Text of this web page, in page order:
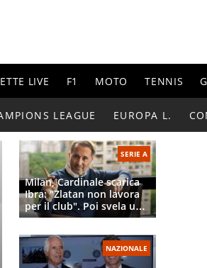
LIVE F1 MOTO TENNIS
LEAGUE EUROPA L.
SERIE A
Milan, Cardinale scarica
Ibra: "Zlatan non lavora
per il club". Poi svela un
retroscena su Amorim
NAZIONALE